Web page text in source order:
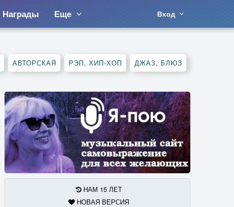
Награды Еще Вход
АВТОРСКАЯ РЭП, ХИП-ХОП ДЖАЗ, БЛЮЗ
НАМ 15 ЛЕТ
НОВАЯ ВЕРСИЯ